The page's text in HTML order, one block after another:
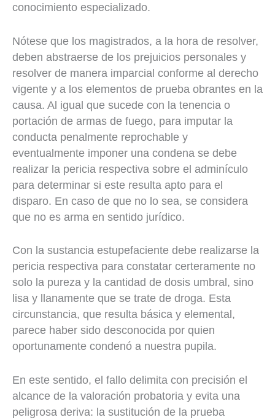
conocimiento especializado.
Nótese que los magistrados, a la hora de resolver,
deben abstraerse de los prejuicios personales y
resolver de manera imparcial conforme al derecho
vigente y a los elementos de prueba obrantes en la
causa. Al igual que sucede con la tenencia o
portación de armas de fuego, para imputar la
conducta penalmente reprochable y
eventualmente imponer una condena se debe
realizar la pericia respectiva sobre el adminículo
para determinar si este resulta apto para el
disparo. En caso de que no lo sea, se considera
que no es arma en sentido jurídico.
Con la sustancia estupefaciente debe realizarse la
pericia respectiva para constatar certeramente no
solo la pureza y la cantidad de dosis umbral, sino
lisa y llanamente que se trate de droga. Esta
circunstancia, que resulta básica y elemental,
parece haber sido desconocida por quien
oportunamente condenó a nuestra pupila.
En este sentido, el fallo delimita con precisión el
alcance de la valoración probatoria y evita una
peligrosa deriva: la sustitución de la prueba